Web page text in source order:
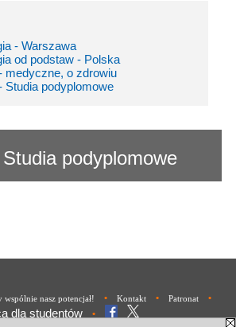
- Warszawa
od podstaw - Polska
medyczne, o zdrowiu
Studia podyplomowe
podyplomowe
nasz potencjał! • Kontakt • Patronat •
dla studentów •